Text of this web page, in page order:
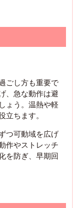
ごし方も重要で
、急な動作は避
ょう。温熱や軽
立ちます。
つ可動域を広げ
作やストレッチ
を防ぎ、早期回